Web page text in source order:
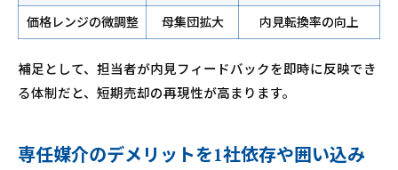
価格レンジの微調整 母集団拡大 内見転換率の向上
補足として、担当者が内見フィードバックを即時に反映でき
る体制だと、短期売却の再現性が高まります。
専任媒介のデメリットを1社依存や囲い込み